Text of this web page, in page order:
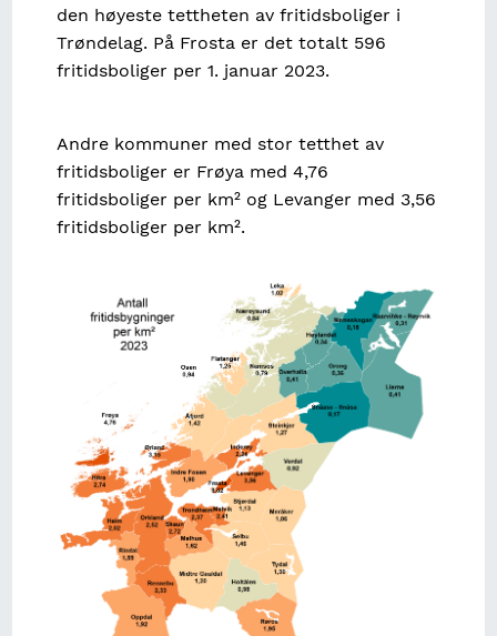
den høyeste tettheten av fritidsboliger i
Trøndelag. På Frosta er det totalt 596
fritidsboliger per 1. januar 2023.
Andre kommuner med stor tetthet av
fritidsboliger er Frøya med 4,76
fritidsboliger per km² og Levanger med 3,56
fritidsboliger per km².